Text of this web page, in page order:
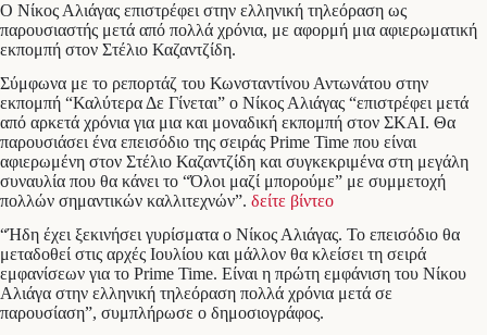
Ο Νίκος Αλιάγας επιστρέφει στην ελληνική τηλεόραση ως
παρουσιαστής μετά από πολλά χρόνια, με αφορμή μια αφιερωματική
εκπομπή στον Στέλιο Καζαντζίδη.
Σύμφωνα με το ρεπορτάζ του Κωνσταντίνου Αντωνάτου στην
εκπομπή “Καλύτερα Δε Γίνεται” ο Νίκος Αλιάγας “επιστρέφει μετά
από αρκετά χρόνια για μια και μοναδική εκπομπή στον ΣΚΑΙ. Θα
παρουσιάσει ένα επεισόδιο της σειράς Prime Time που είναι
αφιερωμένη στον Στέλιο Καζαντζίδη και συγκεκριμένα στη μεγάλη
συναυλία που θα κάνει το “Όλοι μαζί μπορούμε” με συμμετοχή
πολλών σημαντικών καλλιτεχνών”. δείτε βίντεο
“Ήδη έχει ξεκινήσει γυρίσματα o Νίκος Αλιάγας. Το επεισόδιο θα
μεταδοθεί στις αρχές Ιουλίου και μάλλον θα κλείσει τη σειρά
εμφανίσεων για το Prime Time. Είναι η πρώτη εμφάνιση του Νίκου
Αλιάγα στην ελληνική τηλεόραση πολλά χρόνια μετά σε
παρουσίαση”, συμπλήρωσε ο δημοσιογράφος.